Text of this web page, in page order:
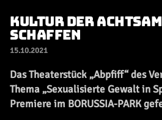
KULTUR DER
SCHAFFEN
15.10.2021
Das Theaterstück „Abpfiff“ des
Thema „Sexualisierte Gewalt in
Premiere im BORUSSIA-PARK